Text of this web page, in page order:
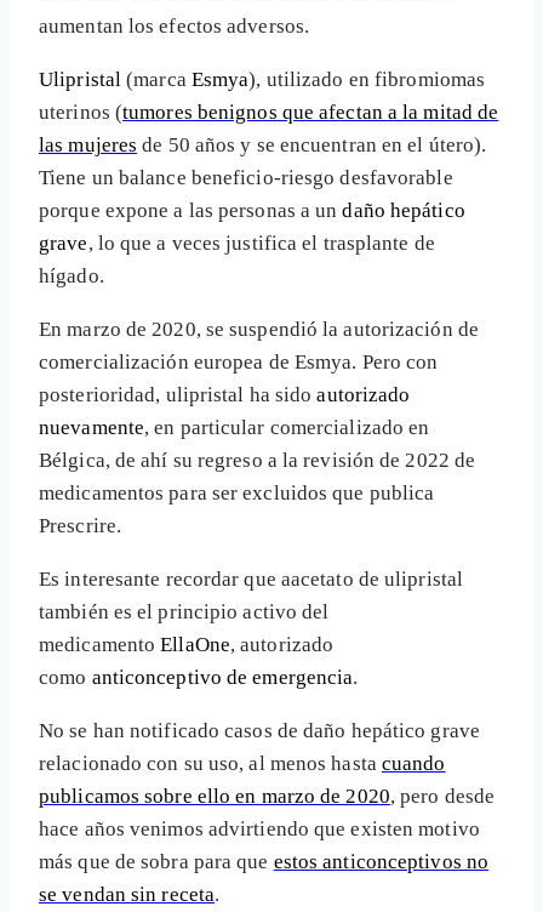
aumentan los efectos adversos.
Ulipristal (marca Esmya), utilizado en fibromiomas
uterinos (tumores benignos que afectan a la mitad de
las mujeres de 50 años y se encuentran en el útero).
Tiene un balance beneficio-riesgo desfavorable
porque expone a las personas a undaño hepático
grave, lo que a veces justifica el trasplante de
hígado.
En marzo de 2020, se suspendió la autorización de
comercialización europea de Esmya. Pero con
posterioridad, ulipristal ha sidoautorizado
nuevamente, en particular comercializado en
Bélgica, de ahí su regreso a la revisión de 2022 de
medicamentos para ser excluidos que publica
Prescrire.
Es interesante recordar que aacetato de ulipristal
también es el principio activo del
medicamentoEllaOne, autorizado
como anticonceptivo de emergencia.
No se han notificado casos de daño hepático grave
relacionado con su uso, al menos hasta cuando
publicamos sobre ello en marzo de 2020, pero desde
hace años venimos advirtiendo que existen motivo
más que de sobra para que estos anticonceptivos no
se vendan sin receta.